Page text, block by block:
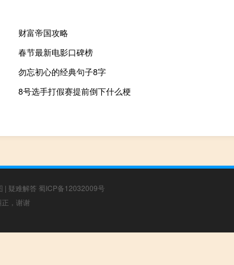
财富帝国攻略
春节最新电影口碑榜
勿忘初心的经典句子8字
8号选手打假赛提前倒下什么梗
| 疑难解答 蜀ICP备12032009号
，谢谢